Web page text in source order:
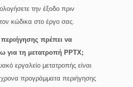
την έξοδο πριν
κώδικα στο έργο σας.
πρέπει να
για τη μετατροπή PPTX;
εργαλείο μετατροπής είναι
προγράμματα περιήγησης